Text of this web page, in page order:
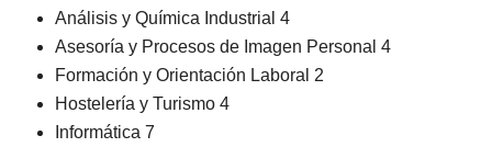
Análisis y Química Industrial 4
Asesoría y Procesos de Imagen Personal 4
Formación y Orientación Laboral 2
Hostelería y Turismo 4
Informática 7